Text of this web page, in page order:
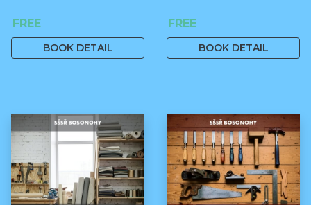
FREE
BOOK DETAIL
FREE
BOOK DETAIL